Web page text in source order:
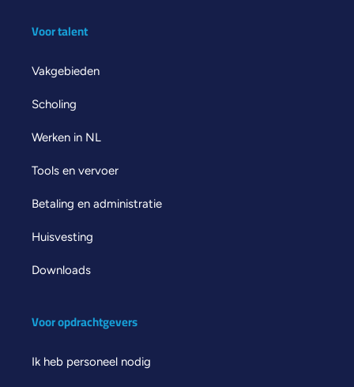
Voor talent
Vakgebieden
Scholing
Werken in NL
Tools en vervoer
Betaling en administratie
Huisvesting
Downloads
Voor opdrachtgevers
Ik heb personeel nodig